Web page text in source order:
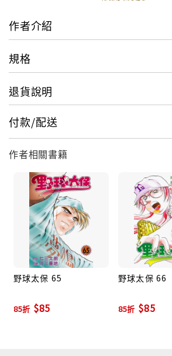
作者介紹
規格
退貨說明
付款/配送
作者相關書籍
野球太保 65
85折 $85
野球太保 66
85折 $85